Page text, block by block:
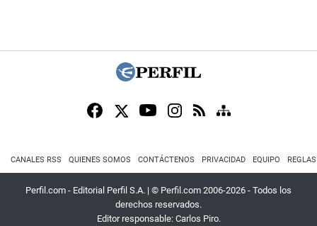
CANALES RSS QUIENES SOMOS CONTÁCTENOS PRIVACIDAD EQUIPO
Perfil.com - Editorial Perfil S.A. | © Perfil.com 2006-2026 - Todos los
derechos reservados.
Editor responsable: Carlos Piro.